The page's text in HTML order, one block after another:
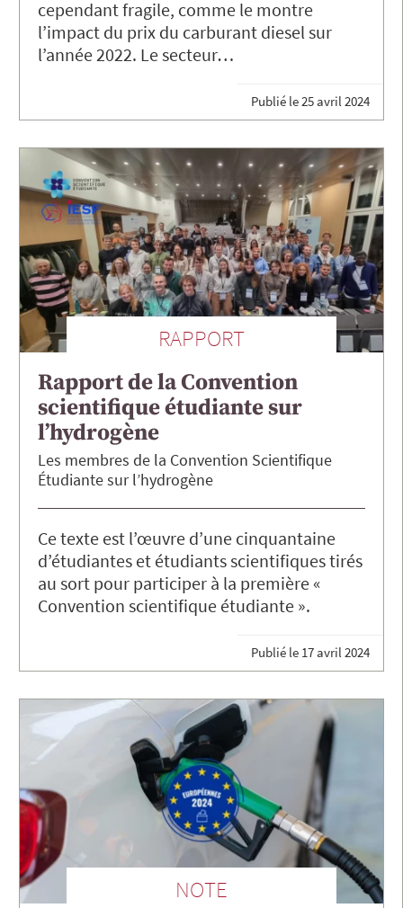
cependant fragile, comme le montre
l’impact du prix du carburant diesel sur
l’année 2022. Le secteur…
Publié le25 avril 2024
RAPPORT
Rapport de la Convention
scientifique étudiante sur
l’hydrogène
Les membres de la Convention Scientifique
Étudiante sur l’hydrogène
Ce texte est l’œuvre d’une cinquantaine
d’étudiantes et étudiants scientifiques tirés
au sort pour participer à la première «
Convention scientifique étudiante ».
Publié le 17 avril 2024
NOTE